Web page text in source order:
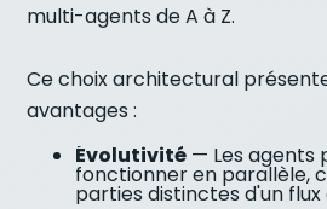
multi-agents de A à Z.
Ce choix architectural
avantages :
Évolutivité — Les agents
fonctionner en parallèle,
parties distinctes d'un flux